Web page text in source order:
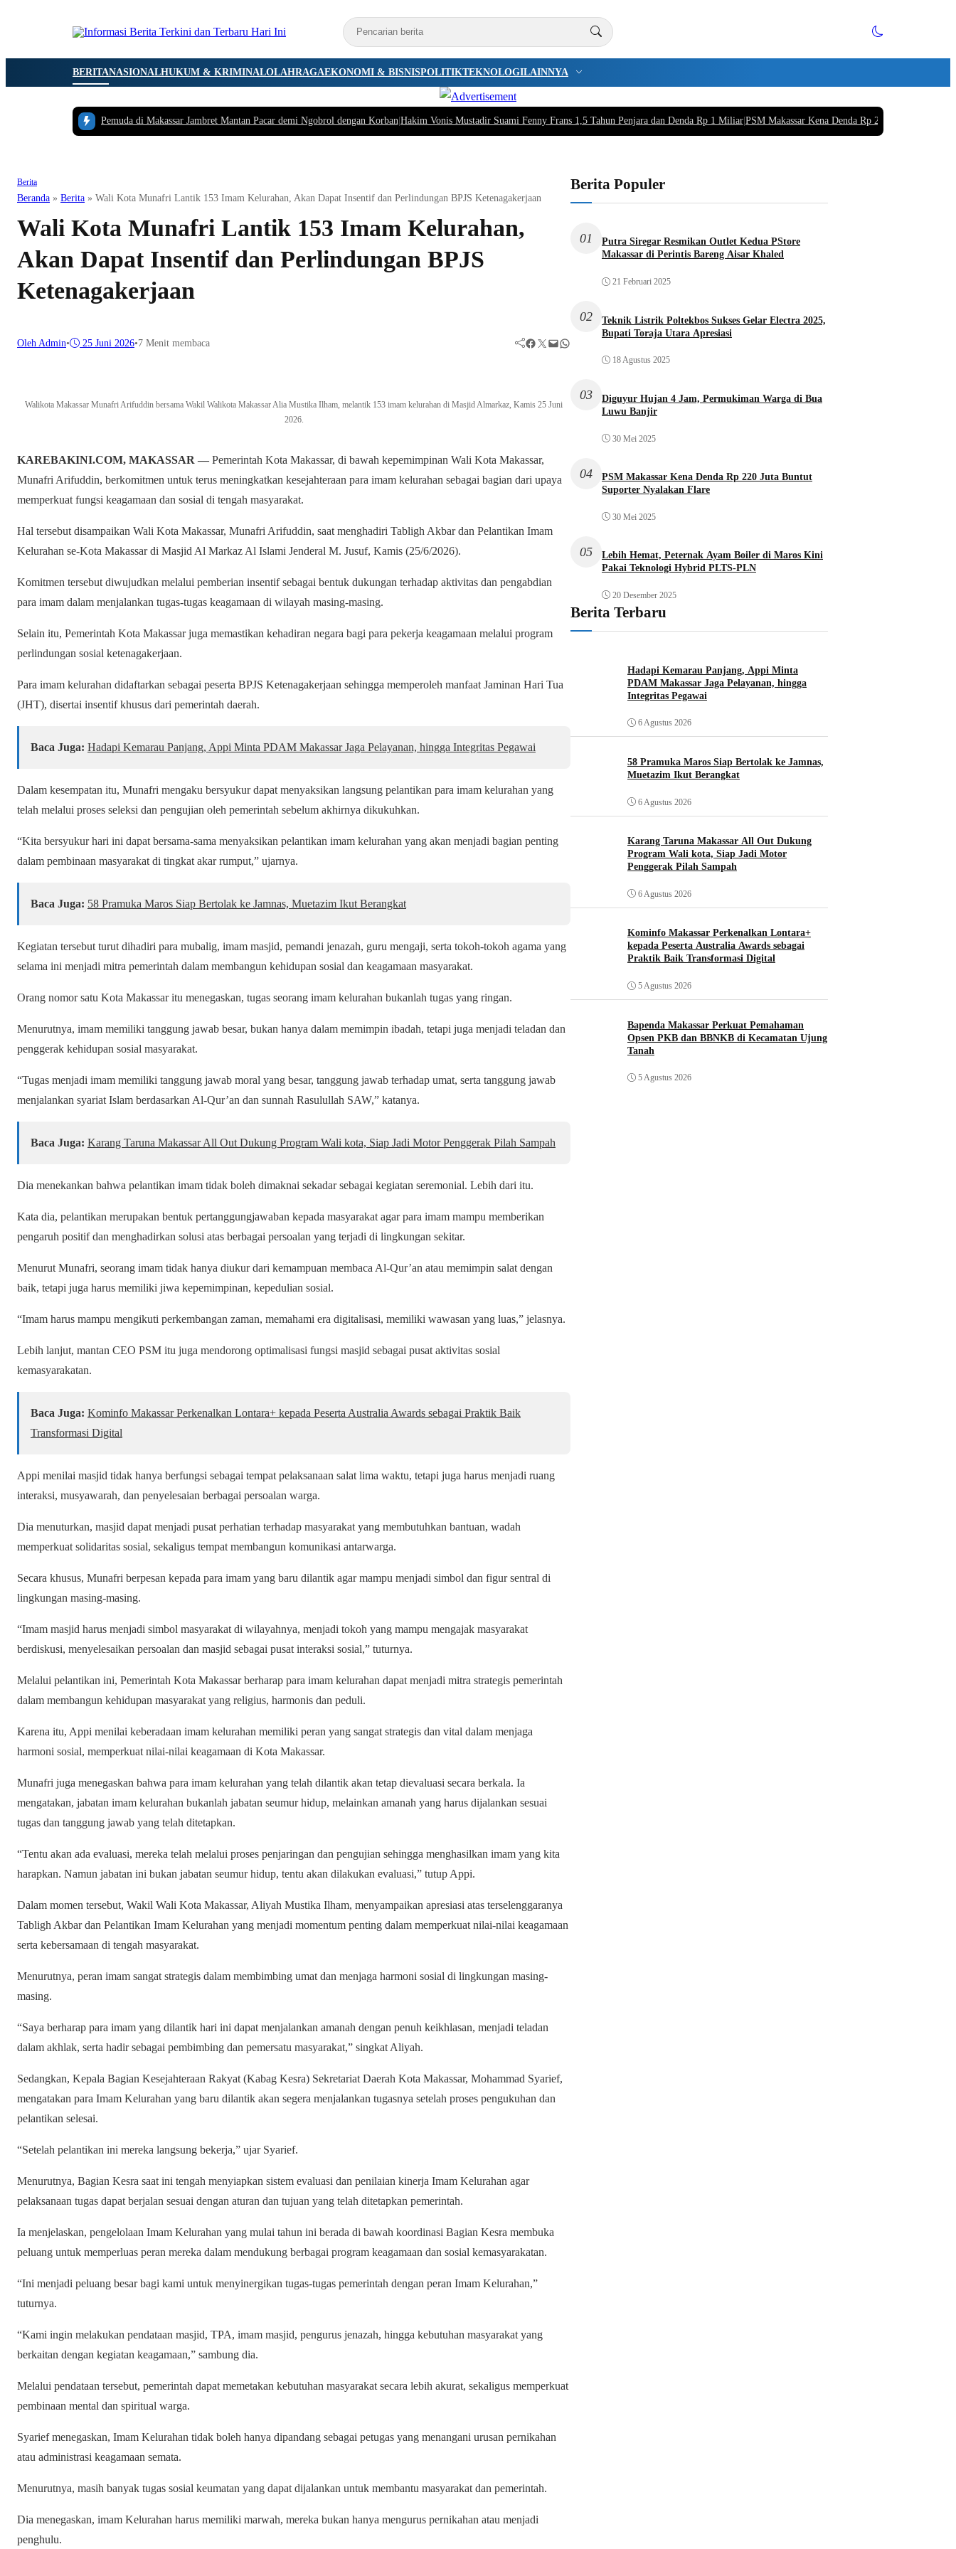
BERITANASIONALHUKUM & KRIMINALOLAHRAGAEKONOMI & BISNISPOLITIKTEKNOLOGILAINNYA
Pemuda di Makassar Jambret Mantan Pacar demi Ngobrol dengan Korban Hakim Vonis Mustadir Suami Fenny Frans 1,5 Tahun Penjara dan Denda Rp 1 Miliar| PSM Makassar Kena Denda Rp 220 Juta Buntut
Berita
Beranda » Berita » Wali Kota Munafri Lantik 153 Imam Kelurahan, Akan Dapat Insentif dan Perlindungan BPJS Ketenagakerjaan
Wali Kota Munafri Lantik 153 Imam Kelurahan,
Akan Dapat Insentif dan Perlindungan BPJS
Ketenagakerjaan
Oleh Admin• 25 Juni 2026•7 Menit membaca Facebook Twitter Mail WhatsApp
Walikota Makassar Munafri Arifuddin bersama Wakil Walikota Makassar Alia Mustika Ilham, melantik 153 imam kelurahan di Masjid Almarkaz, Kamis 25 Juni
2026.
KAREBAKINI.COM, MAKASSAR — Pemerintah Kota Makassar, di bawah kepemimpinan Wali Kota Makassar,
Munafri Arifuddin, berkomitmen untuk terus meningkatkan kesejahteraan para imam kelurahan sebagai bagian dari upaya
memperkuat fungsi keagamaan dan sosial di tengah masyarakat.
Hal tersebut disampaikan Wali Kota Makassar, Munafri Arifuddin, saat menghadiri Tabligh Akbar dan Pelantikan Imam
Kelurahan se-Kota Makassar di Masjid Al Markaz Al Islami Jenderal M. Jusuf, Kamis (25/6/2026).
Komitmen tersebut diwujudkan melalui pemberian insentif sebagai bentuk dukungan terhadap aktivitas dan pengabdian
para imam dalam menjalankan tugas-tugas keagamaan di wilayah masing-masing.
Selain itu, Pemerintah Kota Makassar juga memastikan kehadiran negara bagi para pekerja keagamaan melalui program
perlindungan sosial ketenagakerjaan.
Para imam kelurahan didaftarkan sebagai peserta BPJS Ketenagakerjaan sehingga memperoleh manfaat Jaminan Hari Tua
(JHT), disertai insentif khusus dari pemerintah daerah.
Baca Juga: Hadapi Kemarau Panjang, Appi Minta PDAM Makassar Jaga Pelayanan, hingga Integritas Pegawai
Dalam kesempatan itu, Munafri mengaku bersyukur dapat menyaksikan langsung pelantikan para imam kelurahan yang
telah melalui proses seleksi dan pengujian oleh pemerintah sebelum akhirnya dikukuhkan.
“Kita bersyukur hari ini dapat bersama-sama menyaksikan pelantikan imam kelurahan yang akan menjadi bagian penting
dalam pembinaan masyarakat di tingkat akar rumput,” ujarnya.
Baca Juga: 58 Pramuka Maros Siap Bertolak ke Jamnas, Muetazim Ikut Berangkat
Kegiatan tersebut turut dihadiri para mubalig, imam masjid, pemandi jenazah, guru mengaji, serta tokoh-tokoh agama yang
selama ini menjadi mitra pemerintah dalam membangun kehidupan sosial dan keagamaan masyarakat.
Orang nomor satu Kota Makassar itu menegaskan, tugas seorang imam kelurahan bukanlah tugas yang ringan.
Menurutnya, imam memiliki tanggung jawab besar, bukan hanya dalam memimpin ibadah, tetapi juga menjadi teladan dan
penggerak kehidupan sosial masyarakat.
“Tugas menjadi imam memiliki tanggung jawab moral yang besar, tanggung jawab terhadap umat, serta tanggung jawab
menjalankan syariat Islam berdasarkan Al-Qur’an dan sunnah Rasulullah SAW,” katanya.
Baca Juga: Karang Taruna Makassar All Out Dukung Program Wali kota, Siap Jadi Motor Penggerak Pilah Sampah
Dia menekankan bahwa pelantikan imam tidak boleh dimaknai sekadar sebagai kegiatan seremonial. Lebih dari itu.
Kata dia, pelantikan merupakan bentuk pertanggungjawaban kepada masyarakat agar para imam mampu memberikan
pengaruh positif dan menghadirkan solusi atas berbagai persoalan yang terjadi di lingkungan sekitar.
Menurut Munafri, seorang imam tidak hanya diukur dari kemampuan membaca Al-Qur’an atau memimpin salat dengan
baik, tetapi juga harus memiliki jiwa kepemimpinan, kepedulian sosial.
“Imam harus mampu mengikuti perkembangan zaman, memahami era digitalisasi, memiliki wawasan yang luas,” jelasnya.
Lebih lanjut, mantan CEO PSM itu juga mendorong optimalisasi fungsi masjid sebagai pusat aktivitas sosial
kemasyarakatan.
Baca Juga: Kominfo Makassar Perkenalkan Lontara+ kepada Peserta Australia Awards sebagai Praktik Baik
Transformasi Digital
Appi menilai masjid tidak hanya berfungsi sebagai tempat pelaksanaan salat lima waktu, tetapi juga harus menjadi ruang
interaksi, musyawarah, dan penyelesaian berbagai persoalan warga.
Dia menuturkan, masjid dapat menjadi pusat perhatian terhadap masyarakat yang membutuhkan bantuan, wadah
memperkuat solidaritas sosial, sekaligus tempat membangun komunikasi antarwarga.
Secara khusus, Munafri berpesan kepada para imam yang baru dilantik agar mampu menjadi simbol dan figur sentral di
lingkungan masing-masing.
“Imam masjid harus menjadi simbol masyarakat di wilayahnya, menjadi tokoh yang mampu mengajak masyarakat
berdiskusi, menyelesaikan persoalan dan masjid sebagai pusat interaksi sosial,” tuturnya.
Melalui pelantikan ini, Pemerintah Kota Makassar berharap para imam kelurahan dapat menjadi mitra strategis pemerintah
dalam membangun kehidupan masyarakat yang religius, harmonis dan peduli.
Karena itu, Appi menilai keberadaan imam kelurahan memiliki peran yang sangat strategis dan vital dalam menjaga
harmoni sosial, memperkuat nilai-nilai keagamaan di Kota Makassar.
Munafri juga menegaskan bahwa para imam kelurahan yang telah dilantik akan tetap dievaluasi secara berkala. Ia
mengatakan, jabatan imam kelurahan bukanlah jabatan seumur hidup, melainkan amanah yang harus dijalankan sesuai
tugas dan tanggung jawab yang telah ditetapkan.
“Tentu akan ada evaluasi, mereka telah melalui proses penjaringan dan pengujian sehingga menghasilkan imam yang kita
harapkan. Namun jabatan ini bukan jabatan seumur hidup, tentu akan dilakukan evaluasi,” tutup Appi.
Dalam momen tersebut, Wakil Wali Kota Makassar, Aliyah Mustika Ilham, menyampaikan apresiasi atas terselenggaranya
Tabligh Akbar dan Pelantikan Imam Kelurahan yang menjadi momentum penting dalam memperkuat nilai-nilai keagamaan
serta kebersamaan di tengah masyarakat.
Menurutnya, peran imam sangat strategis dalam membimbing umat dan menjaga harmoni sosial di lingkungan masing-
masing.
“Saya berharap para imam yang dilantik hari ini dapat menjalankan amanah dengan penuh keikhlasan, menjadi teladan
dalam akhlak, serta hadir sebagai pembimbing dan pemersatu masyarakat,” singkat Aliyah.
Sedangkan, Kepala Bagian Kesejahteraan Rakyat (Kabag Kesra) Sekretariat Daerah Kota Makassar, Mohammad Syarief,
mengatakan para Imam Kelurahan yang baru dilantik akan segera menjalankan tugasnya setelah proses pengukuhan dan
pelantikan selesai.
“Setelah pelantikan ini mereka langsung bekerja,” ujar Syarief.
Menurutnya, Bagian Kesra saat ini tengah menyiapkan sistem evaluasi dan penilaian kinerja Imam Kelurahan agar
pelaksanaan tugas dapat berjalan sesuai dengan aturan dan tujuan yang telah ditetapkan pemerintah.
Ia menjelaskan, pengelolaan Imam Kelurahan yang mulai tahun ini berada di bawah koordinasi Bagian Kesra membuka
peluang untuk memperluas peran mereka dalam mendukung berbagai program keagamaan dan sosial kemasyarakatan.
“Ini menjadi peluang besar bagi kami untuk menyinergikan tugas-tugas pemerintah dengan peran Imam Kelurahan,”
tuturnya.
“Kami ingin melakukan pendataan masjid, TPA, imam masjid, pengurus jenazah, hingga kebutuhan masyarakat yang
berkaitan dengan kegiatan keagamaan,” sambung dia.
Melalui pendataan tersebut, pemerintah dapat memetakan kebutuhan masyarakat secara lebih akurat, sekaligus memperkuat
pembinaan mental dan spiritual warga.
Syarief menegaskan, Imam Kelurahan tidak boleh hanya dipandang sebagai petugas yang menangani urusan pernikahan
atau administrasi keagamaan semata.
Menurutnya, masih banyak tugas sosial keumatan yang dapat dijalankan untuk membantu masyarakat dan pemerintah.
Dia menegaskan, imam Kelurahan harus memiliki marwah, mereka bukan hanya mengurus pernikahan atau menjadi
penghulu.
Berita Populer
01
Putra Siregar Resmikan Outlet Kedua PStore
Makassar di Perintis Bareng Aisar Khaled
21 Februari 2025
02
Teknik Listrik Poltekbos Sukses Gelar Electra 2025,
Bupati Toraja Utara Apresiasi
18 Agustus 2025
03
Diguyur Hujan 4 Jam, Permukiman Warga di Bua
Luwu Banjir
30 Mei 2025
04
PSM Makassar Kena Denda Rp 220 Juta Buntut
Suporter Nyalakan Flare
30 Mei 2025
05
Lebih Hemat, Peternak Ayam Boiler di Maros Kini
Pakai Teknologi Hybrid PLTS-PLN
20 Desember 2025
Berita Terbaru
Hadapi Kemarau Panjang, Appi Minta
PDAM Makassar Jaga Pelayanan, hingga
Integritas Pegawai
6 Agustus 2026
58 Pramuka Maros Siap Bertolak ke Jamnas,
Muetazim Ikut Berangkat
6 Agustus 2026
Karang Taruna Makassar All Out Dukung
Program Wali kota, Siap Jadi Motor
Penggerak Pilah Sampah
6 Agustus 2026
Kominfo Makassar Perkenalkan Lontara+
kepada Peserta Australia Awards sebagai
Praktik Baik Transformasi Digital
5 Agustus 2026
Bapenda Makassar Perkuat Pemahaman
Opsen PKB dan BBNKB di Kecamatan Ujung
Tanah‎
5 Agustus 2026